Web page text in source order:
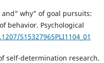
and" why" of goal pursuits:
behavior. Psychological
S15327965PLI1104_01
self-determination research.